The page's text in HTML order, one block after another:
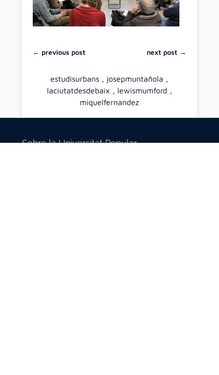
← previous post next post →
estudisurbans , josepmuntañola ,
laciutatdesdebaix , lewismumford ,
miquelfernandez
Sobre la Universitat Popular